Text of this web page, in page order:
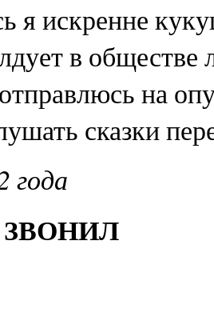
я искренне
в обществе
на
сказки
года